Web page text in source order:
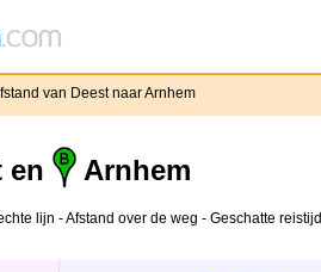
van Deest naar Arnhem
en Arnhem
lijn - Afstand over de weg - Geschatte reistijd